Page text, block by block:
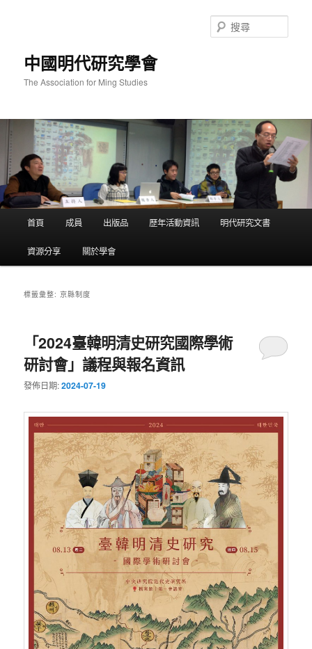
中國明代研究學會
The Association for Ming Studies
尋
首頁 成員 出版品 歷年活動資訊 明代研究文書
資源分享 關於學會
標籤彙整:京縣制度
「2024臺韓明清史研究國際學術
研討會」議程與報名資訊
發佈日期:2024-07-19